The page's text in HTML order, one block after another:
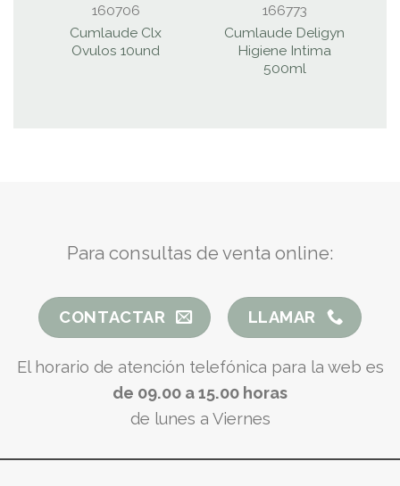
160706
Cumlaude Clx
Ovulos 10und
166773
Cumlaude Deligyn
Higiene Intima
500ml
Para consultas de venta online:
CONTACTAR LLAMAR
El horario de atención telefónica para la web es
de 09.00 a 15.00 horas
de lunes a Viernes